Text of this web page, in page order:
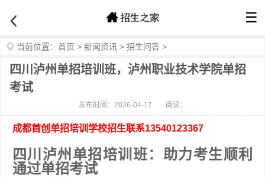
☰
当前位置： 首页 > 新闻资讯 > 招生问答 >
四川泸州单招培训班，泸州职业技术学院单招
考试
发布时间：2026-04-17 阅读：
成都首创单招培训学校招生联系13540123367
四川泸州单招培训班：助力考生顺利
通过单招考试